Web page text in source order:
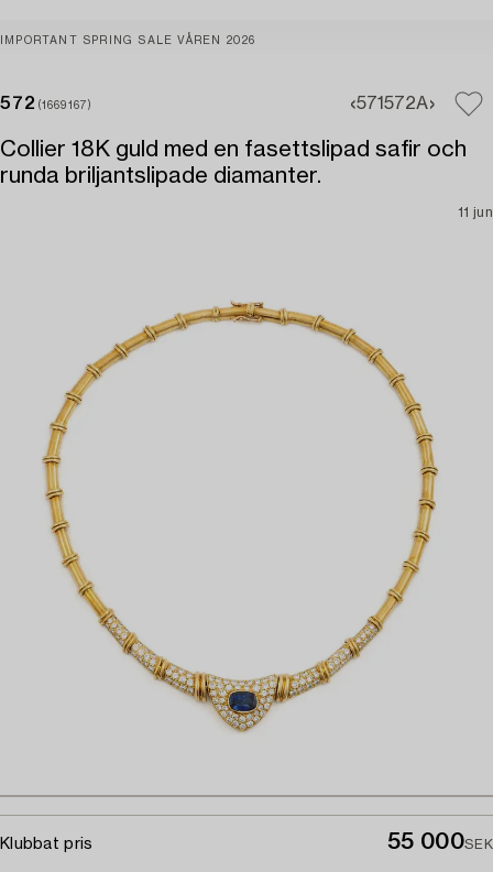
IMPORTANT SPRING SALE VÅREN 2026
572 (1669167) 571572A
Collier 18K guld med en fasettslipad safir och
runda briljantslipade diamanter.
11 jun
Klubbat pris 55 000SEK